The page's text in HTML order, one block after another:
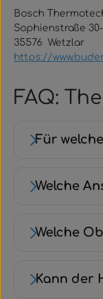
Bosch
Sophienstraße
35576 Wetzlar
https://
FAQ:
Für
Welche
Welche
Kann der